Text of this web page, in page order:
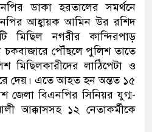
ডাকা হরতালের সমর্থনে
আহ্বায়ক আমিন উর রশিদ
মিছিল নগরীর কান্দিরপাড়
চকবাজারে পৌঁছলে পুলিশ তাতে
মিছিলকারীদের লাঠিপেটা ও
দেয়। এতে আহত হন অন্তত ১৫
জেলা বিএনপির সিনিয়র যুগ্ম-
আক্কাসসহ ১২ নেতাকর্মীকে